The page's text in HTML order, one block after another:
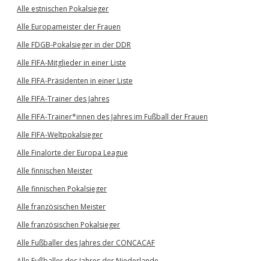
Alle estnischen Pokalsieger
Alle Europameister der Frauen
Alle FDGB-Pokalsieger in der DDR
Alle FIFA-Mitglieder in einer Liste
Alle FIFA-Präsidenten in einer Liste
Alle FIFA-Trainer des Jahres
Alle FIFA-Trainer*innen des Jahres im Fußball der Frauen
Alle FIFA-Weltpokalsieger
Alle Finalorte der Europa League
Alle finnischen Meister
Alle finnischen Pokalsieger
Alle französischen Meister
Alle französischen Pokalsieger
Alle Fußballer des Jahres der CONCACAF